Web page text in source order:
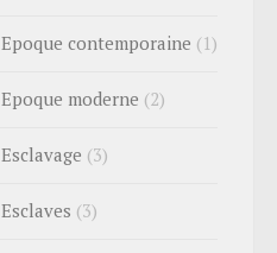
Epoque contemporaine (1)
Epoque moderne (2)
Esclavage (3)
Esclaves (3)